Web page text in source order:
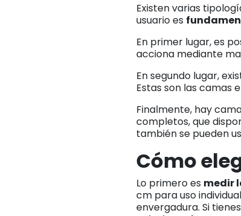
Existen varias
usuario es
En primer lugar, es
acciona mediante
En segundo lugar,
Estas son las camas
Finalmente, hay
completos, que
también se pueden
Cómo
Lo primero es medir
cm para uso
envergadura. Si